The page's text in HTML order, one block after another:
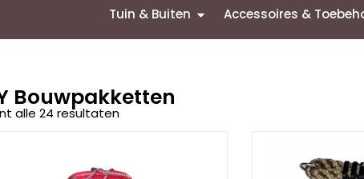
Tuin & Buiten Accessoires &
Bouwpakketten
alle 24 resultaten